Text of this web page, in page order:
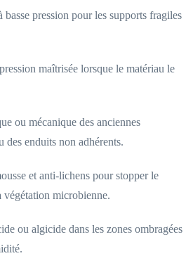
pression pour les supports fragiles
maîtrisée lorsque le matériau le
ou mécanique des anciennes
des enduits non adhérents.
et anti-lichens pour stopper le
végétation microbienne.
ou algicide dans les zones ombragées